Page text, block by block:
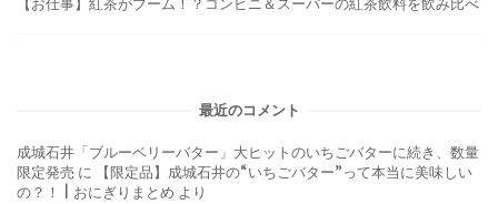
【お仕事】紅茶がブーム！？コンビニ＆スーパーの紅茶飲料を飲み比べ
最近のコメント
成城石井「ブルーベリーバター」大ヒットのいちごバターに続き、数量
限定発売 に
【限定品】成城石井の“いちごバター”って本当に美味しい
の？！ | おにぎりまとめ より